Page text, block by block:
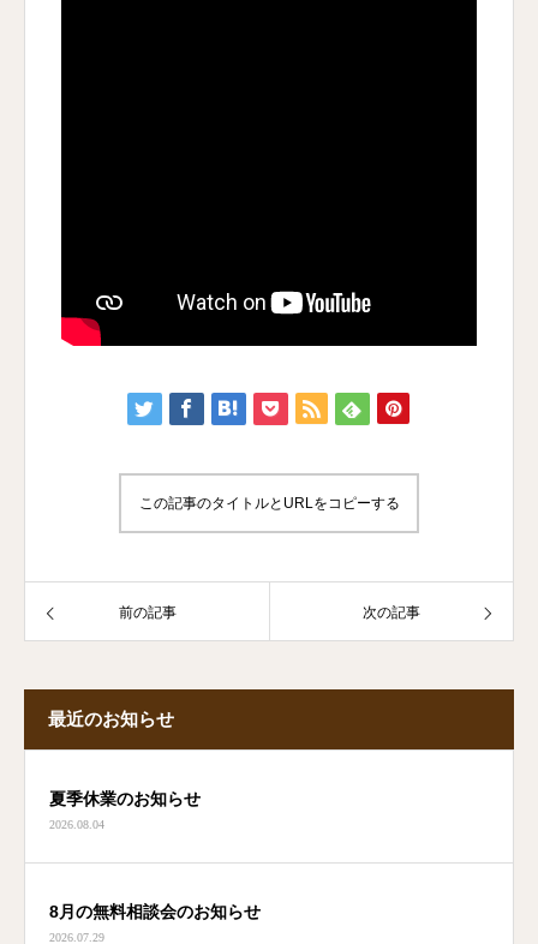
この記事のタイトルとURLをコピーする
前の記事 次の記事
最近のお知らせ
夏季休業のお知らせ
2026.08.04
8月の無料相談会のお知らせ
2026.07.29